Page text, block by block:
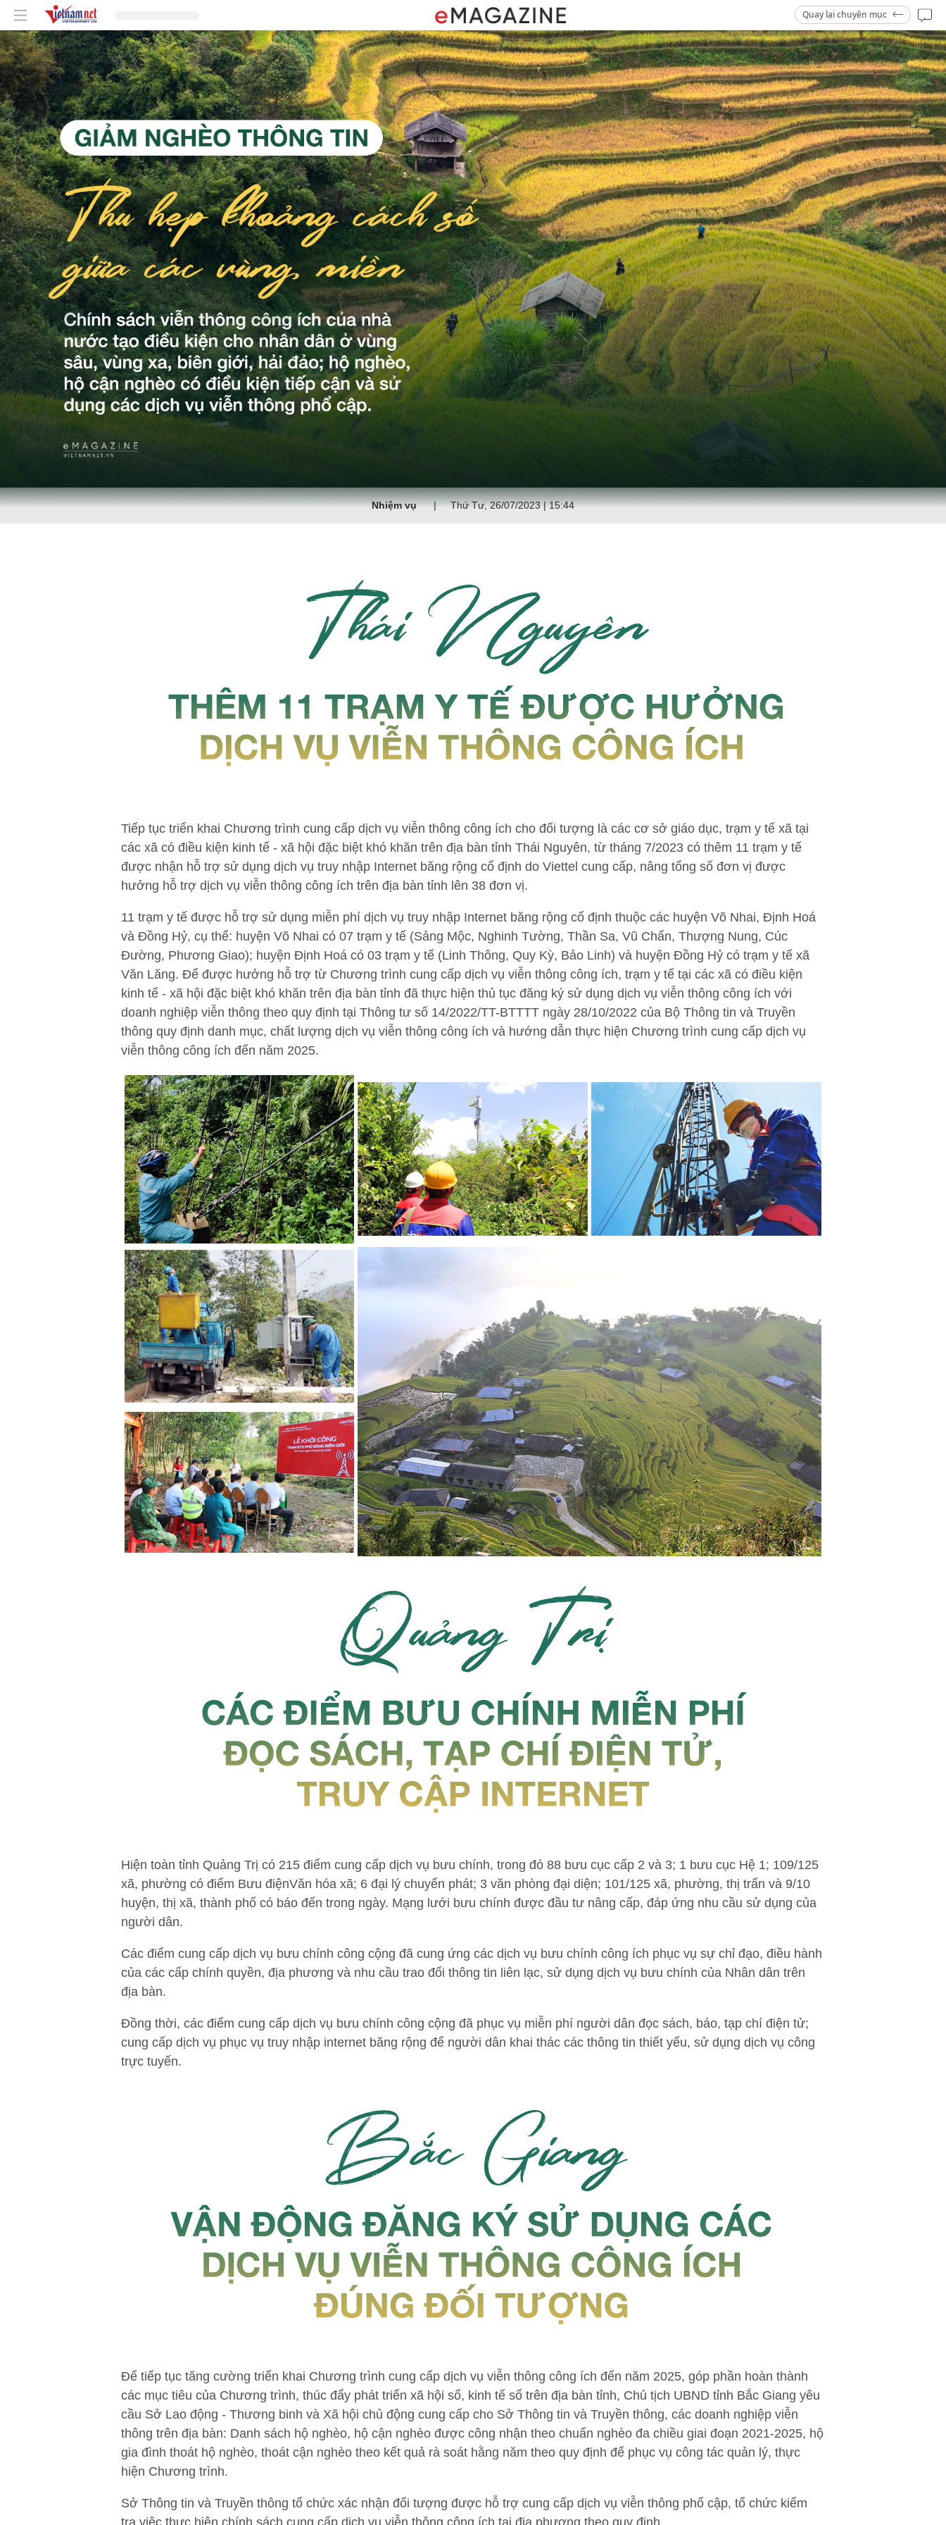
Quay lại chuyên mục
Nhiệm vụ Thứ Tư, 26/07/2023 | 15:44
Tiếp tục triển khai Chương trình cung cấp dịch vụ viễn thông công ích cho đối tượng là các cơ sở giáo dục, trạm y tế xã tại
các xã có điều kiện kinh tế - xã hội đặc biệt khó khăn trên địa bàn tỉnh Thái Nguyên, từ tháng 7/2023 có thêm 11 trạm y tế
được nhận hỗ trợ sử dụng dịch vụ truy nhập Internet băng rộng cố định do Viettel cung cấp, nâng tổng số đơn vị được
hưởng hỗ trợ dịch vụ viễn thông công ích trên địa bàn tỉnh lên 38 đơn vị.
11 trạm y tế được hỗ trợ sử dụng miễn phí dịch vụ truy nhập Internet băng rộng cố định thuộc các huyện Võ Nhai, Định Hoá
và Đồng Hỷ, cụ thể: huyện Võ Nhai có 07 trạm y tế (Sảng Mộc, Nghinh Tường, Thần Sa, Vũ Chấn, Thượng Nung, Cúc
Đường, Phương Giao); huyện Định Hoá có 03 trạm y tế (Linh Thông, Quy Kỳ, Bảo Linh) và huyện Đồng Hỷ có trạm y tế xã
Văn Lăng. Để được hưởng hỗ trợ từ Chương trình cung cấp dịch vụ viễn thông công ích, trạm y tế tại các xã có điều kiện
kinh tế - xã hội đặc biệt khó khăn trên địa bàn tỉnh đã thực hiện thủ tục đăng ký sử dụng dịch vụ viễn thông công ích với
doanh nghiệp viễn thông theo quy định tại Thông tư số 14/2022/TT-BTTTT ngày 28/10/2022 của Bộ Thông tin và Truyền
thông quy định danh mục, chất lượng dịch vụ viễn thông công ích và hướng dẫn thực hiện Chương trình cung cấp dịch vụ
viễn thông công ích đến năm 2025.
Hiện toàn tỉnh Quảng Trị có 215 điểm cung cấp dịch vụ bưu chính, trong đó 88 bưu cục cấp 2 và 3; 1 bưu cục Hệ 1; 109/125
xã, phường có điểm Bưu điệnVăn hóa xã; 6 đại lý chuyển phát; 3 văn phòng đại diện; 101/125 xã, phường, thị trấn và 9/10
huyện, thị xã, thành phố có báo đến trong ngày. Mạng lưới bưu chính được đầu tư nâng cấp, đáp ứng nhu cầu sử dụng của
người dân.
Các điểm cung cấp dịch vụ bưu chính công cộng đã cung ứng các dịch vụ bưu chính công ích phục vụ sự chỉ đạo, điều hành
của các cấp chính quyền, địa phương và nhu cầu trao đổi thông tin liên lạc, sử dụng dịch vụ bưu chính của Nhân dân trên
địa bàn.
Đồng thời, các điểm cung cấp dịch vụ bưu chính công cộng đã phục vụ miễn phí người dân đọc sách, báo, tạp chí điện tử;
cung cấp dịch vụ phục vụ truy nhập internet băng rộng để người dân khai thác các thông tin thiết yếu, sử dụng dịch vụ công
trực tuyến.
Để tiếp tục tăng cường triển khai Chương trình cung cấp dịch vụ viễn thông công ích đến năm 2025, góp phần hoàn thành
các mục tiêu của Chương trình, thúc đẩy phát triển xã hội số, kinh tế số trên địa bàn tỉnh, Chủ tịch UBND tỉnh Bắc Giang yêu
cầu Sở Lao động - Thương binh và Xã hội chủ động cung cấp cho Sở Thông tin và Truyền thông, các doanh nghiệp viễn
thông trên địa bàn: Danh sách hộ nghèo, hộ cận nghèo được công nhận theo chuẩn nghèo đa chiều giai đoạn 2021-2025, hộ
gia đình thoát hộ nghèo, thoát cận nghèo theo kết quả rà soát hằng năm theo quy định để phục vụ công tác quản lý, thực
hiện Chương trình.
Sở Thông tin và Truyền thông tổ chức xác nhận đối tượng được hỗ trợ cung cấp dịch vụ viễn thông phổ cập, tổ chức kiểm
tra việc thực hiện chính sách cung cấp dịch vụ viễn thông công ích tại địa phương theo quy định.